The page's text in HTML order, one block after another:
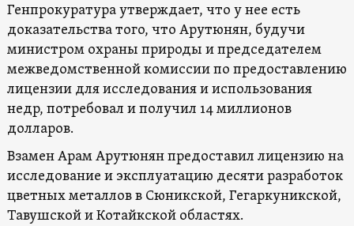
Генпрокуратура утверждает, что у нее есть
доказательства того, что Арутюнян, будучи
министром охраны природы и председателем
межведомственной комиссии по предоставлению
лицензии для исследования и использования
недр, потребовал и получил 14 миллионов
долларов.
Взамен Арам Арутюнян предоставил лицензию на
исследование и эксплуатацию десяти разработок
цветных металлов в Сюникской, Гегаркуникской,
Тавушской и Котайкской областях.